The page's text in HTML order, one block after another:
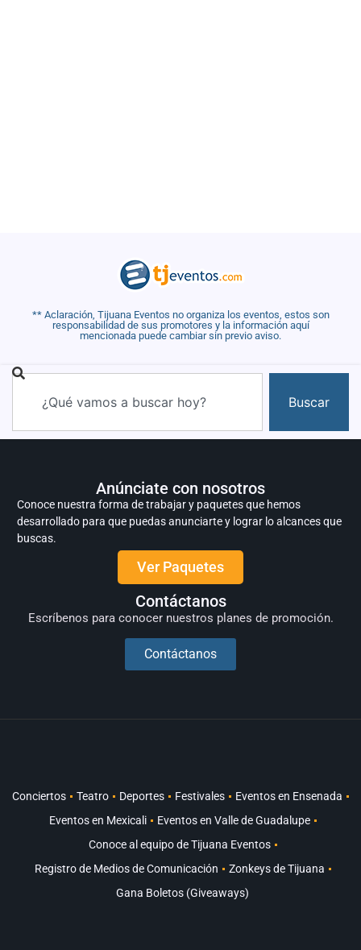
** Aclaración, Tijuana Eventos no organiza los eventos, estos son
responsabilidad de sus promotores y la información aquí
mencionada puede cambiar sin previo aviso.
Buscar
Anúnciate con nosotros
Conoce nuestra forma de trabajar y paquetes que hemos
desarrollado para que puedas anunciarte y lograr lo alcances que
buscas.
Ver Paquetes
Contáctanos
Escríbenos para conocer nuestros planes de promoción.
Contáctanos
Conciertos Teatro Deportes Festivales
Eventos en Ensenada
Eventos en Mexicali
Eventos en Valle de Guadalupe
Conoce al equipo de Tijuana Eventos
Registro de Medios de Comunicación
Zonkeys de Tijuana
Gana Boletos (Giveaways)